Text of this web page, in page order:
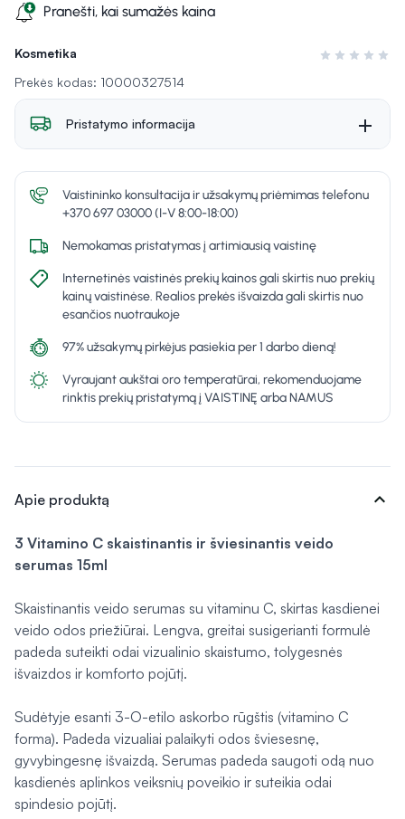
Kosmetika
Įvertinimas 0
Prekės kodas: 10000327514
Pranešti, kai sumažės kaina
Pristatymo informacija
Vaistininko konsultacija ir užsakymų priėmimas telefonu
+370 697 03000 (I-V 8:00-18:00)
Nemokamas pristatymas į artimiausią vaistinę
Internetinės vaistinės prekių kainos gali skirtis nuo prekių
kainų vaistinėse. Realios prekės išvaizda gali skirtis nuo
esančios nuotraukoje
97% užsakymų pirkėjus pasiekia per 1 darbo dieną!
Vyraujant aukštai oro temperatūrai, rekomenduojame
rinktis prekių pristatymą į VAISTINĘ arba NAMUS
Apie produktą expand_more
3 Vitamino C skaistinantis ir šviesinantis veido
serumas 15ml
Skaistinantis veido serumas su vitaminu C, skirtas kasdienei
veido odos priežiūrai. Lengva, greitai susigerianti formulė
padeda suteikti odai vizualinio skaistumo, tolygesnės
išvaizdos ir komforto pojūtį.
Sudėtyje esanti 3-O-etilo askorbo rūgštis (vitamino C
forma). Padeda vizualiai palaikyti odos šviesesnę,
gyvybingesnę išvaizdą. Serumas padeda saugoti odą nuo
kasdienės aplinkos veiksnių poveikio ir suteikia odai
spindesio pojūtį.